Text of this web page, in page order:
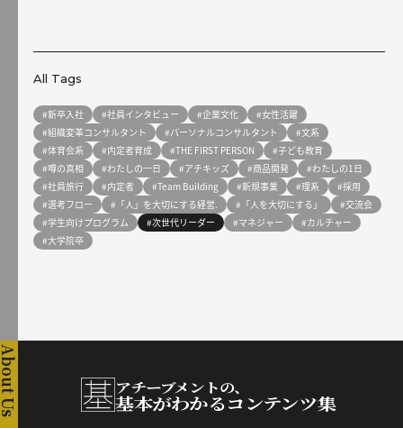
All Tags
#新卒入社 #社員インタビュー #企業文化
#女性活躍
#組織変革コンサルタント
#パーソナルコンサルタント
#文系
#体育会系
#内定者育成 #THE FIRST PERSON
#子ども教育
#噂の真相
#わたしの一日 #アチキッズ #商品開発
#わたしの1日
#社員旅行
#内定者 #Team Building #新規事業 #理系
#採用
#選考フロー
#「人」を大切にする経営. #「人を大切にする」
#交流会
#学生向けプログラム
#次世代リーダー #マネジャー
#カルチャー
#大学院卒
Us アチーブメントの、
基本がわかるコンテンツ集